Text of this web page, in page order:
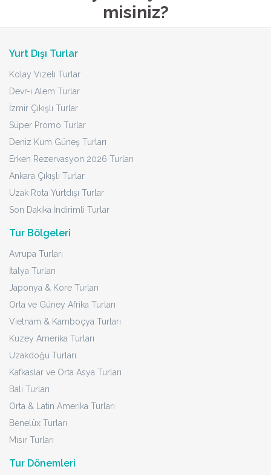
misiniz?
Yurt Dışı Turlar
Kolay Vizeli Turlar
Devr-i Alem Turlar
İzmir Çıkışlı Turlar
Süper Promo Turlar
Deniz Kum Güneş Turları
Erken Rezervasyon 2026 Turları
Ankara Çıkışlı Turlar
Uzak Rota Yurtdışı Turlar
Son Dakika İndirimli Turlar
Tur Bölgeleri
Avrupa Turları
İtalya Turları
Japonya & Kore Turları
Orta ve Güney Afrika Turları
Vietnam & Kamboçya Turları
Kuzey Amerika Turları
Uzakdoğu Turları
Kafkaslar ve Orta Asya Turları
Bali Turları
Orta & Latin Amerika Turları
Benelüx Turları
Mısır Turları
Tur Dönemleri